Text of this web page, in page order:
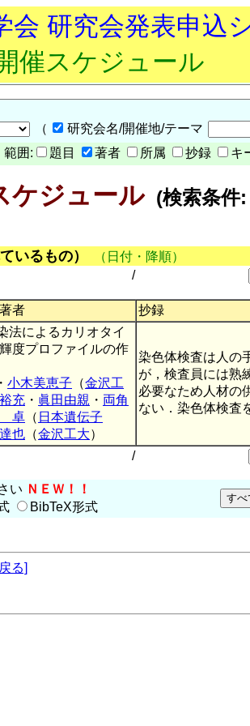
会 研究会発表申込
催スケジュール
（
研究会名/開催地/テーマ
囲: 題目 著者 所属 抄録 キ
ケジュール(検索条件:
いるもの）
（日付・降順）
/
者 抄録
法によるカリオタイ
度プロファイルの作
・ 小木美恵子 （金沢工
充 ・ 眞田由親 ・ 両角
卓 （ 日本遺伝子
也 （金沢工大）
染色体検査は人の
が，検査員には熟
必要なため人材の
ない．染色体検査
/
い ＮＥＷ！！
BibTeX形式
る]